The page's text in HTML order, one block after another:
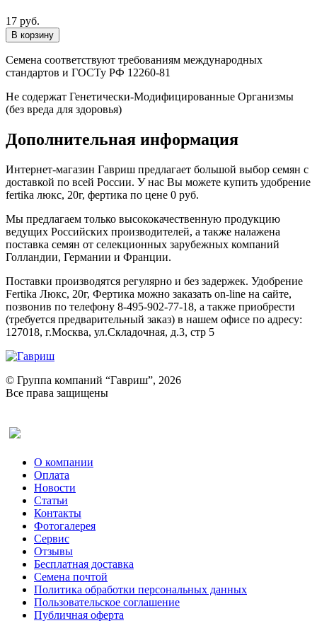
17 руб.
Семена соответствуют требованиям международных
стандартов и ГОСТу РФ 12260-81
Не содержат Генетически-Модифицированные Организмы
(без вреда для здоровья)
Дополнительная информация
Интернет-магазин Гавриш предлагает большой выбор семян с
доставкой по всей России. У нас Вы можете купить удобрение
fertika люкс, 20г, фертика по цене 0 руб.
Мы предлагаем только высококачественную продукцию
ведущих Российских производителей, а также налажена
поставка семян от селекционных зарубежных компаний
Голландии, Германии и Франции.
Поставки производятся регулярно и без задержек. Удобрение
Fertika Люкс, 20г, Фертика можно заказать on-line на сайте,
позвонив по телефону 8-495-902-77-18, а также приобрести
(требуется предварительный заказ) в нашем офисе по адресу:
127018, г.Москва, ул.Складочная, д.3, стр 5
© Группа компаний “Гавриш”, 2026
Все права защищены
О компании
Оплата
Новости
Статьи
Контакты
Фотогалерея​
Сервис
Отзывы
Бесплатная доставка
Семена почтой
Политика обработки персональных данных
Пользовательское соглашение
Публичная оферта